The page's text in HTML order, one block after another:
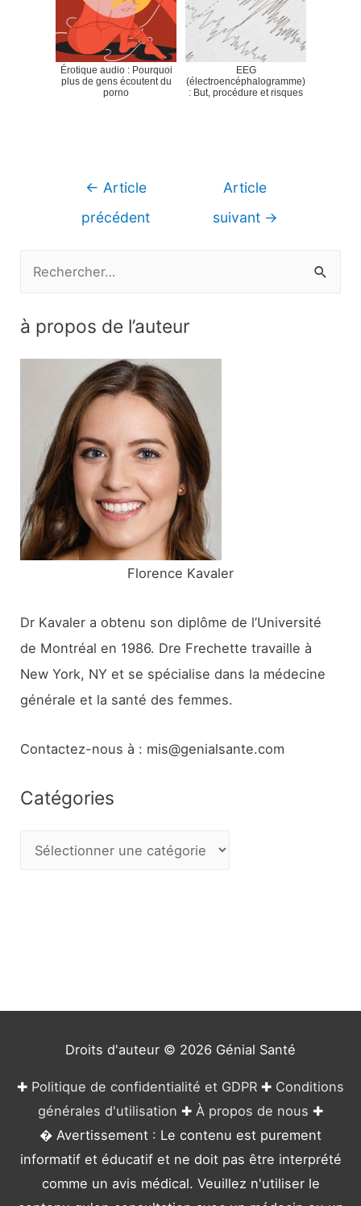
Érotique audio : Pourquoi
plus de gens écoutent du
porno
EEG
(électroencéphalogramme)
: But, procédure et risques
Navigation
← Article
précédent
Article
suivant →
h
:
à propos de l’auteur
Florence Kavaler
Dr Kavaler a obtenu son diplôme de l’Université
de Montréal en 1986. Dre Frechette travaille à
New York, NY et se spécialise dans la médecine
générale et la santé des femmes.
Contactez-nous à : mis@genialsante.com
Catégories
Droits d'auteur © 2026 Génial Santé
✚ Politique de confidentialité et GDPR ✚ Conditions
générales d'utilisation ✚ À propos de nous ✚
� Avertissement : Le contenu est purement
informatif et éducatif et ne doit pas être interprété
comme un avis médical. Veuillez n'utiliser le